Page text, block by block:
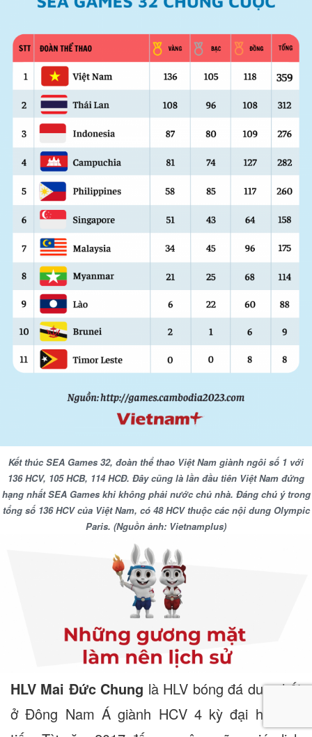
Kết thúc SEA Games 32, đoàn thể thao Việt Nam giành ngôi số 1 với
136 HCV, 105 HCB, 114 HCĐ. Đây cũng là lần đầu tiên Việt Nam đứng
hạng nhất SEA Games khi không phải nước chủ nhà. Đáng chú ý trong
tổng số 136 HCV của Việt Nam, có 48 HCV thuộc các nội dung Olympic
Paris. (Nguồn ảnh: Vietnamplus)
HLV Mai Đức Chung là HLV bóng đá duy nhất
ở Đông Nam Á giành HCV 4 kỳ đại hội liên